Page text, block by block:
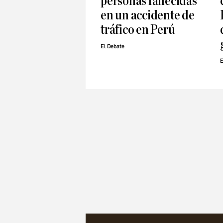
en un accidente de
tráfico en Perú
El Debate